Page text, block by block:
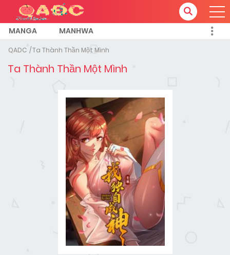
MANGA MANHWA
QADC Ta Thành Thần Một Mình
Ta Thành Thần Một Mình